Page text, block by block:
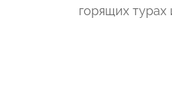
горящих турах